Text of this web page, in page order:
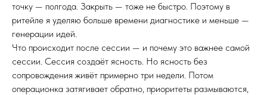
точку — полгода. Закрыть — тоже не быстро. Поэтому в
ритейле я уделяю больше времени диагностике и меньше —
генерации идей.
Что происходит после сессии — и почему это важнее самой
сессии. Сессия создаёт ясность. Но ясность без
сопровождения живёт примерно три недели. Потом
операционка затягивает обратно, приоритеты размываются,